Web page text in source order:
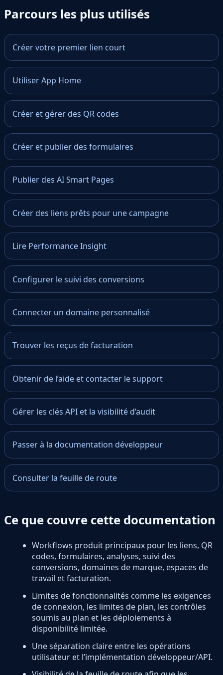
Parcours les plus utilisés
Créer votre premier lien court
Utiliser App Home
Créer et gérer des QR codes
Créer et publier des formulaires
Publier des AI Smart Pages
Créer des liens prêts pour une campagne
Lire Performance Insight
Configurer le suivi des conversions
Connecter un domaine personnalisé
Trouver les reçus de facturation
Obtenir de l’aide et contacter le support
Gérer les clés API et la visibilité d’audit
Passer à la documentation développeur
Consulter la feuille de route
Ce que couvre cette documentation
Workflows produit principaux pour les liens, QR
codes, formulaires, analyses, suivi des
conversions, domaines de marque, espaces de
travail et facturation.
Limites de fonctionnalités comme les exigences
de connexion, les limites de plan, les contrôles
soumis au plan et les déploiements à
disponibilité limitée.
Une séparation claire entre les opérations
utilisateur et l’implémentation développeur/API.